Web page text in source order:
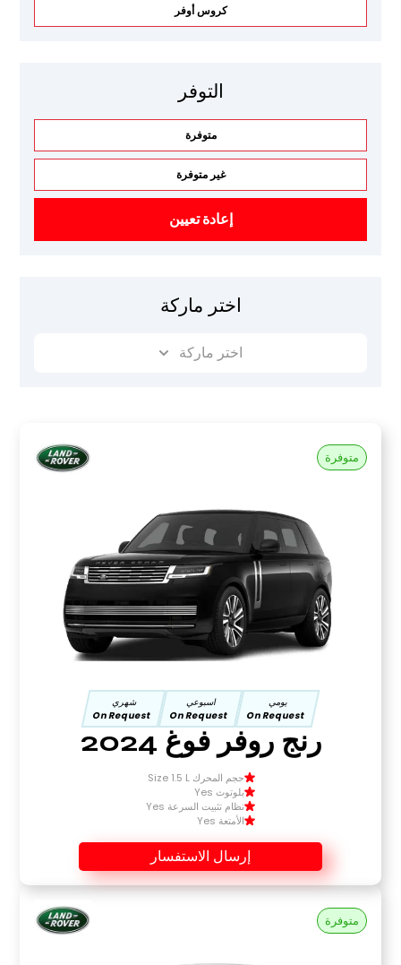
كروس أوفر
التوفر
متوفرة
غير متوفرة
إعادة تعيين
اختر ماركة
اختر ماركة
متوفرة
يومي
On Request
اسبوعي
On Request
شهري
On Request
رنج روفر فوغ 2024
حجم المحرك Size 1.5 L
بلوتوث Yes
نظام تثبيت السرعة Yes
الأمتعة Yes
إرسال الاستفسار
متوفرة